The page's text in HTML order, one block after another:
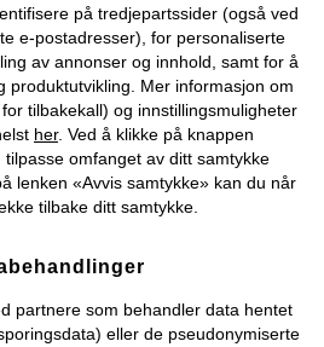
på tredjepartssider (også ved
e-postadresser), for personaliserte
av annonser og innhold, samt for å
produktutvikling. Mer informasjon om
tilbakekall) og innstillingsmuligheter
her. Ved å klikke på knappen
omfanget av ditt samtykke
lenken «Avvis samtykke» kan du når
tilbake ditt samtykke.
partnere som behandler data hentet
eller de pseudonymiserte